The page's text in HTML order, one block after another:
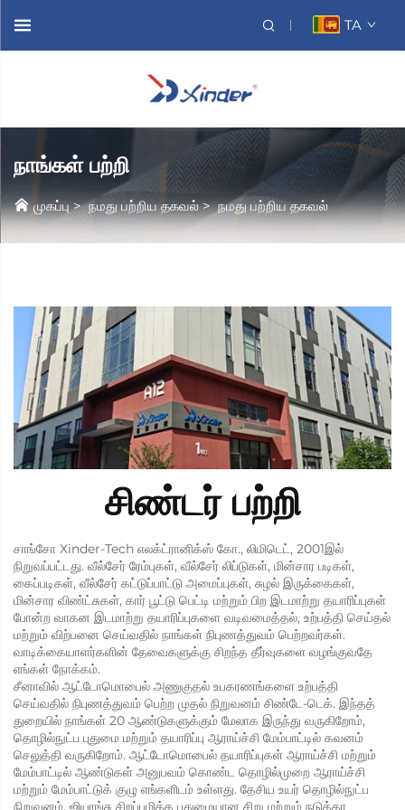
TA
நாங்கள் பற்றி
முகப்பு>நமது பற்றிய தகவல்>நமது பற்றிய தகவல்
சிண்டர் பற்றி
சாங்சோ Xinder-Tech எலக்ட்ரானிக்ஸ் கோ., லிமிடெட், 2001இல்
நிறுவப்பட்டது. வீல்சேர் ரேம்புகள், வீல்சேர் லிப்டுகள், மின்சார படிகள்,
கைப்படிகள், வீல்சேர் கட்டுப்பாட்டு அமைப்புகள், சுழல் இருக்கைகள்,
மின்சார விண்ட்சுகள், கார் பூட்டு பெட்டி மற்றும் பிற இடமாற்று தயாரிப்புகள்
போன்ற வாகன இடமாற்று தயாரிப்புகளை வடிவமைத்தல், உற்பத்தி செய்தல்
மற்றும் விற்பனை செய்வதில் நாங்கள் நிபுணத்துவம் பெற்றவர்கள்.
வாடிக்கையாளர்களின் தேவைகளுக்கு சிறந்த தீர்வுகளை வழங்குவதே
எங்கள் நோக்கம்.
சீனாவில் ஆட்டோமொபைல் அணுகுதல் உபகரணங்களை உற்பத்தி
செய்வதில் நிபுணத்துவம் பெற்ற முதல் நிறுவனம் சிண்டே-டெக். இந்தத்
துறையில் நாங்கள் 20 ஆண்டுகளுக்கும் மேலாக இருந்து வருகிறோம்,
தொழில்நுட்ப புதுமை மற்றும் தயாரிப்பு ஆராய்ச்சி மேம்பாட்டில் கவனம்
செலுத்தி வருகிறோம். ஆட்டோமொபைல் தயாரிப்புகள் ஆராய்ச்சி மற்றும்
மேம்பாட்டில் ஆண்டுகள் அனுபவம் கொண்ட தொழில்முறை ஆராய்ச்சி
மற்றும் மேம்பாட்டுக் குழு எங்களிடம் உள்ளது. தேசிய உயர் தொழில்நுட்ப
நிறுவனம், ஜியாங்சு சிறப்புமிக்க புதுமையான சிறு மற்றும் நடுத்தர